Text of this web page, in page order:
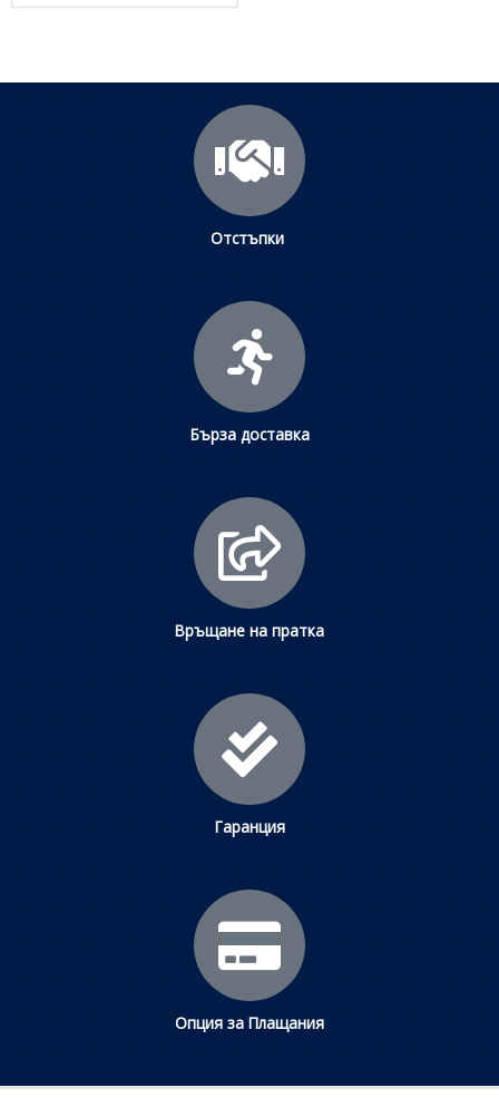
Отстъпки
Бърза доставка
Връщане на пратка
Гаранция
Опция за Плащания